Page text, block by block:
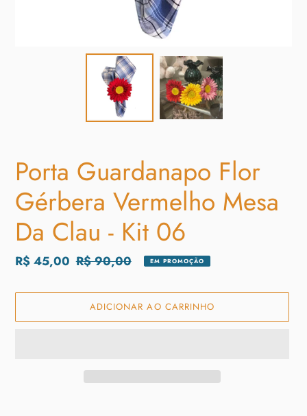
Porta Guardanapo Flor
Gérbera Vermelho Mesa
Da Clau - Kit 06
Preço
R$ 45,00 Preço
R$ 90,00 EM PROMOÇÃO
ADICIONAR AO CARRINHO